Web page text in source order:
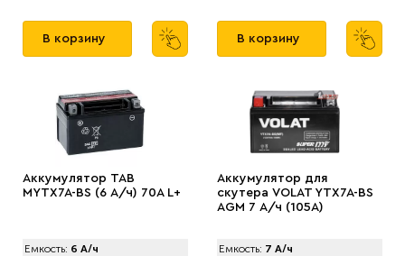
В корзину В корзину
Аккумулятор TAB
MYTX7A-BS (6 А/ч) 70A L+
Емкость: 6 А/ч
Аккумулятор для
скутера VOLAT YTX7A-BS
AGM 7 А/ч (105A)
Емкость: 7 А/ч